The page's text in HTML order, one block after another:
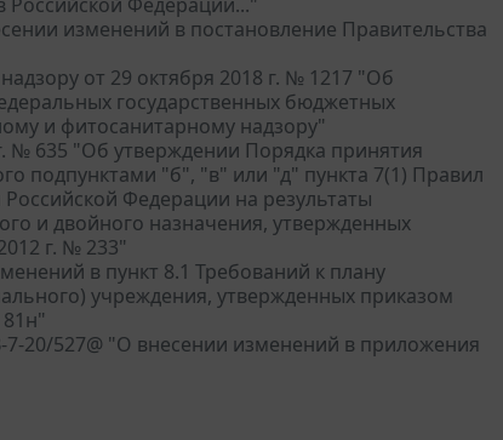
изменений в постановление Правительства
от 29 октября 2018 г. № 1217 "Об
государственных бюджетных
и фитосанитарному надзору"
№ 635 "Об утверждении Порядка принятия
подпунктами "б", "в" или "д" пункта 7(1) Правил
Федерации на результаты
и двойного назначения, утвержденных
г. № 233"
в пункт 8.1 Требований к плану
учреждения, утвержденных приказом
20/527@ "О внесении изменений в приложения